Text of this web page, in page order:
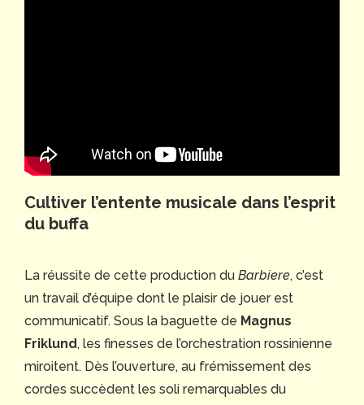
Cultiver l’entente musicale dans l’esprit
du buffa
La réussite de cette production du Barbiere, c’est
un travail d’équipe dont le plaisir de jouer est
communicatif. Sous la baguette de Magnus
Friklund, les finesses de l’orchestration rossinienne
miroitent. Dès l’ouverture, au frémissement des
cordes succèdent les soli remarquables du